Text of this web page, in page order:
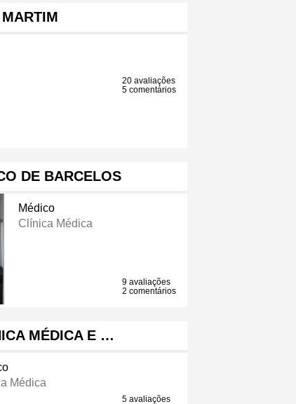
20 avaliações
5 comentários
DE BARCELOS
Médico
Clínica Médica
9 avaliações
2 comentários
MÉDICA E …
Médica
5 avaliações